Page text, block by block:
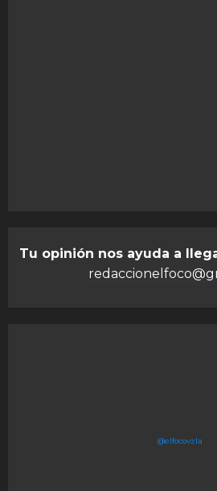
Tu opinión nos ayuda a
@elfocovzla